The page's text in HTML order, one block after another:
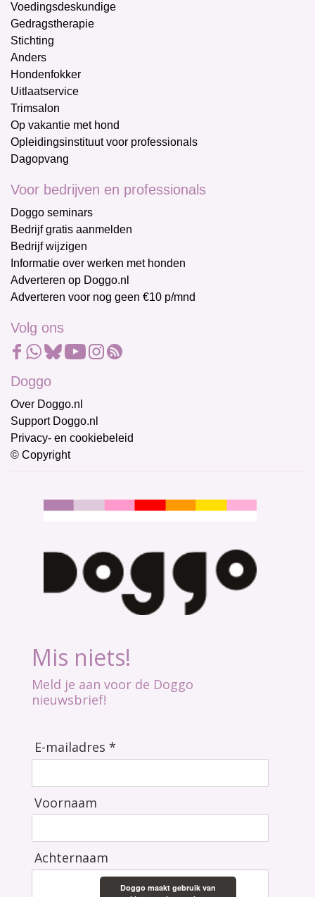
Voedingsdeskundige
Gedragstherapie
Stichting
Anders
Hondenfokker
Uitlaatservice
Trimsalon
Op vakantie met hond
Opleidingsinstituut voor professionals
Dagopvang
Voor bedrijven en professionals
Doggo seminars
Bedrijf gratis aanmelden
Bedrijf wijzigen
Informatie over werken met honden
Adverteren op Doggo.nl
Adverteren voor nog geen €10 p/mnd
Volg ons
Doggo
Over Doggo.nl
Support Doggo.nl
Privacy- en cookiebeleid
© Copyright
Mis niets!
Meld je aan voor de Doggo
nieuwsbrief!
E-mailadres *
Voornaam
Achternaam
Doggo maakt gebruik van